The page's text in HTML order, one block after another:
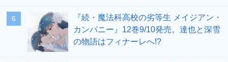
6
『続・魔法科高校の劣等生 メイジアン・
カンパニー』12巻9/10発売。達也と深雪
の物語はフィナーレへ!?